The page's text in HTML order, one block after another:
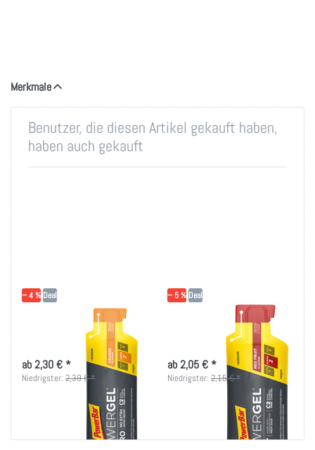
Merkmale
Benutzer, die diesen Artikel gekauft haben,
haben auch gekauft
− 4 % Deal
PowerBar Powergel
Hydro - Orange
ab 2,30 € *
Niedrigster: 2,39 € *
− 5 % Deal
PowerBar Powergel
Fruit - Red Fruit
ab 2,05 € *
Niedrigster: 2,15 € *